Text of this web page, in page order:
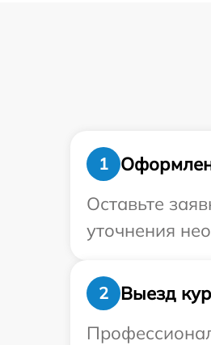
1
Оставьте
уточнения
2
Выезд